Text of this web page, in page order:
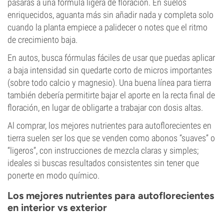
pasarás a una fórmula ligera de floración. En suelos
enriquecidos, aguanta más sin añadir nada y completa solo
cuando la planta empiece a palidecer o notes que el ritmo
de crecimiento baja.
En autos, busca fórmulas fáciles de usar que puedas aplicar
a baja intensidad sin quedarte corto de micros importantes
(sobre todo calcio y magnesio). Una buena línea para tierra
también debería permitirte bajar el aporte en la recta final de
floración, en lugar de obligarte a trabajar con dosis altas.
Al comprar, los mejores nutrientes para autoflorecientes en
tierra suelen ser los que se venden como abonos “suaves” o
“ligeros”, con instrucciones de mezcla claras y simples;
ideales si buscas resultados consistentes sin tener que
ponerte en modo químico.
Los mejores nutrientes para autoflorecientes
en interior vs exterior